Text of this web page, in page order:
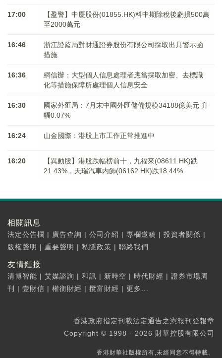
17:00
【盈警】中慶股份(01855.HK)料中期除稅後虧損500萬
至2000萬元
16:46
浙江證監局對財通證券股份有限公司採取出具警示函
措施
16:36
網信辦：大型個人信息處理者應當採取加密、去標識
化等措施保障所處理個人信息安全
16:30
國家外匯局：7月末中國外匯儲備規模34188億美元 升
幅0.07%
16:24 山金國際：港股上市工作正常推進中
16:20
【異動股】港股跌幅榜前十，九福來(08611.HK)跌
21.43%，天瑞汽車内飾(06162.HK)跌18.44%
相關訊息
法定公告欄 | 廣告查詢 | 公司介紹 | 專欄邀稿 | 投資者關係 |
版權聲明 | 重要聲明 | 私隱政策 | 聯絡我們
友情鏈接
清博智能 | 艾媒諮詢 | 和訊 | 新時空 | 時代財經 | 證券市場周
刊
| 壹財信 | 權衡財經 | 攬富財經 | 更多...
香港政府指定刊載法定通告之憲報刊登報章
Copyright © 1998 - 2026 財華控股有限公司
香港財華社版權所有,未經同意不得轉載。